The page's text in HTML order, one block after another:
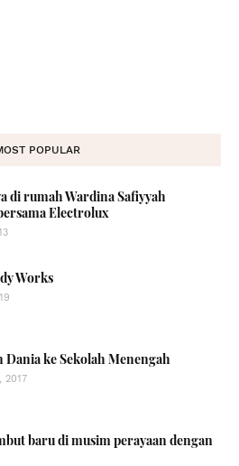
POPULAR
di rumah Wardina Safiyyah
Electrolux
Works
Dania ke Sekolah Menengah
2017
baru di musim perayaan dengan